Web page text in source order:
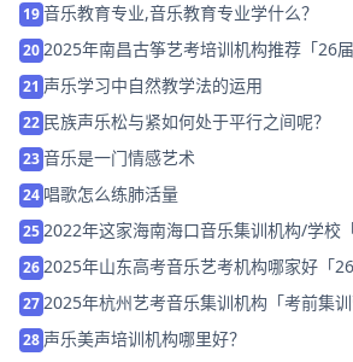
19音乐教育专业,音乐教育专业学什么？
202025年南昌古筝艺考培训机构推荐「26届
21 声乐学习中自然教学法的运用
22 民族声乐松与紧如何处于平行之间呢？
23音乐是一门情感艺术
24 唱歌怎么练肺活量
252022年这家海南海口音乐集训机构/学校
262025年山东高考音乐艺考机构哪家好「26
272025年杭州艺考音乐集训机构「考前集训
28 声乐美声培训机构哪里好？